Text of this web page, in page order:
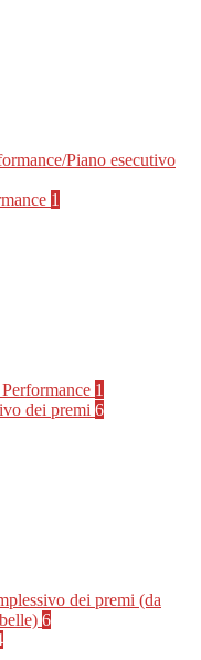
Piano esecutivo
1
1
dei premi 6
dei premi (da
6